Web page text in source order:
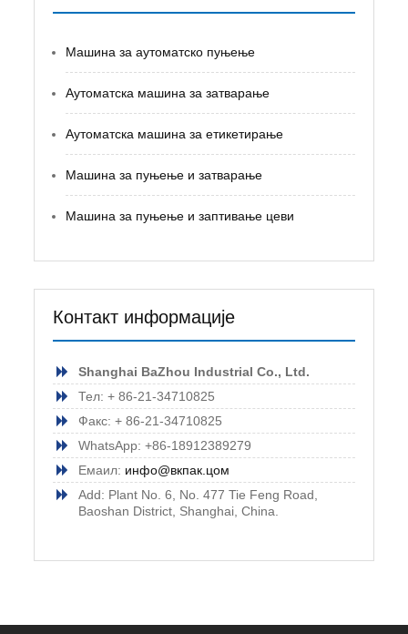
Машина за аутоматско пуњење
Аутоматска машина за затварање
Аутоматска машина за етикетирање
Машина за пуњење и затварање
Машина за пуњење и заптивање цеви
Контакт информације
Shanghai BaZhou Industrial Co., Ltd.
Тел: + 86-21-34710825
Факс: + 86-21-34710825
WhatsApp: +86-18912389279
Емаил: инфо@вкпак.цом
Add: Plant No. 6, No. 477 Tie Feng Road,
Baoshan District, Shanghai, China.